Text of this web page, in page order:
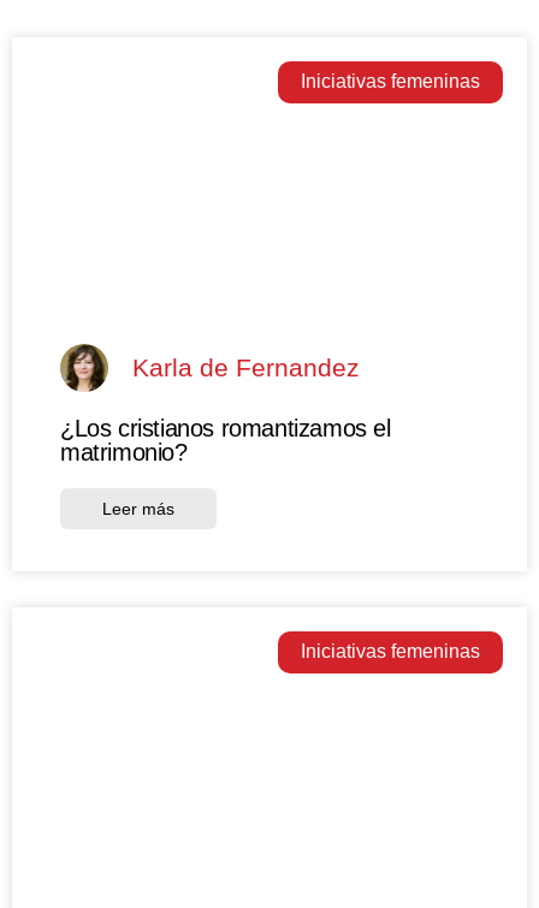
Iniciativas femeninas
Karla de Fernandez
¿Los cristianos romantizamos el
matrimonio?
Leer más
Iniciativas femeninas